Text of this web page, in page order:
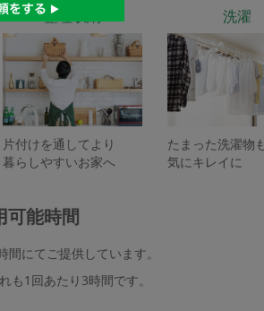
整理収納
片付けを通してより
暮らしやすいお家へ
洗濯
たまった洗濯物
気にキレイに
可能時間
にてご提供しています。
も1回あたり3時間です。